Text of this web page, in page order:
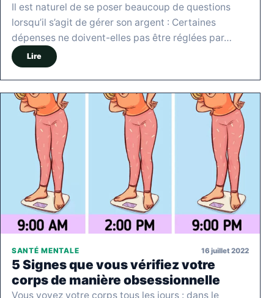
Il est naturel de se poser beaucoup de questions
lorsqu’il s’agit de gérer son argent : Certaines
dépenses ne doivent-elles pas être réglées par…
Lire
SANTÉ MENTALE 16 juillet 2022
5 Signes que vous vérifiez votre
corps de manière obsessionnelle
Vous voyez votre corps tous les jours : dans le